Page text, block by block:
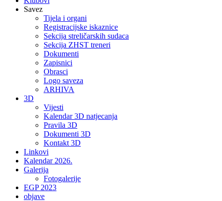
Savez
Tijela i organi
Registracijske iskaznice
Sekcija streličarskih sudaca
Sekcija ZHST treneri
Dokumenti
Zapisnici
Obrasci
Logo saveza
ARHIVA
3D
Vijesti
Kalendar 3D natjecanja
Pravila 3D
Dokumenti 3D
Kontakt 3D
Linkovi
Kalendar 2026.
Galerija
Fotogalerije
EGP 2023
objave